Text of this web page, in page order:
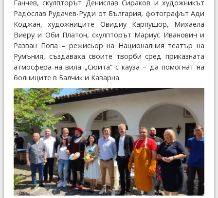
Ганчев, скулпторът Денислав Сираков и художникът
Радослав Рудачев-Руди от България, фотографът Ади
Коджан, художниците Овидиу Карпушор, Михаела
Виеру и Оби Платон, скулпторът Мариус Иванович и
Разван Попа – режисьор на Националния театър на
Румъния, създаваха своите творби сред приказната
атмосфера на вила „Сюита“ с кауза – да помогнат на
болниците в Балчик и Каварна.